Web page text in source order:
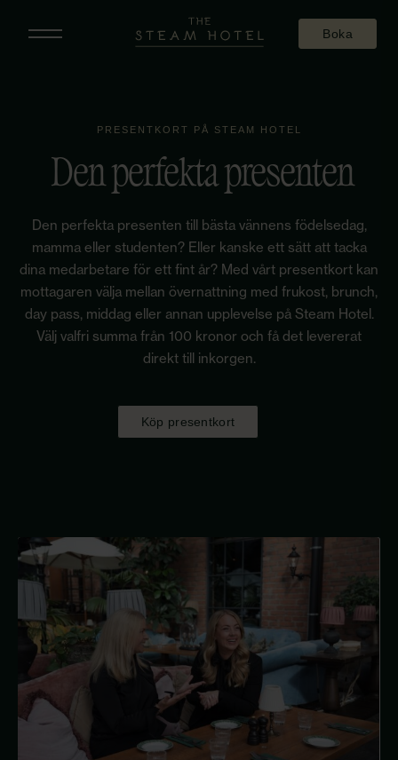
Boka
PRESENTKORT PÅ STEAM HOTEL
Den perfekta presenten
Den perfekta presenten till bästa vännens födelsedag,
mamma eller studenten? Eller kanske ett sätt att tacka
dina medarbetare för ett fint år? Med vårt presentkort kan
mottagaren välja mellan övernattning med frukost, brunch,
day pass, middag eller annan upplevelse på Steam Hotel.
Välj valfri summa från 100 kronor och få det levererat
direkt till inkorgen.
Köp presentkort